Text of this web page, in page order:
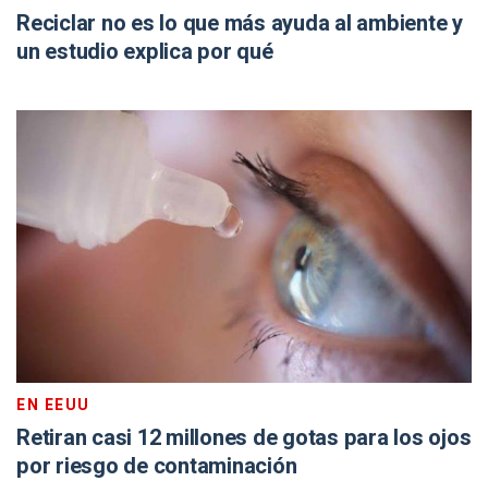
Reciclar no es lo que más ayuda al ambiente y
un estudio explica por qué
EN EEUU
Retiran casi 12 millones de gotas para los ojos
por riesgo de contaminación